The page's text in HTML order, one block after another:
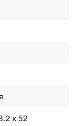
х 52